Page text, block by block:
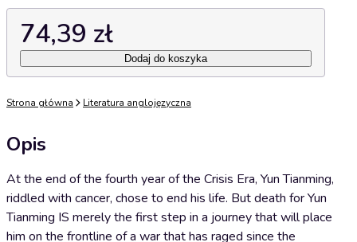
74,39 zł
Dodaj do koszyka
Strona główna Literatura anglojęzyczna
Opis
At the end of the fourth year of the Crisis Era, Yun Tianming,
riddled with cancer, chose to end his life. But death for Yun
Tianming IS merely the first step in a journey that will place
him on the frontline of a war that has raged since the